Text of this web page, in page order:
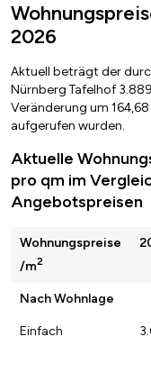
2026
Aktuell beträgt der
Nürnberg Tafelhof
Veränderung um
aufgerufen wurden.
Aktuelle
pro qm im
Angebotspreisen
Wohnungspreise
/m2
Nach Wohnlage
Einfach